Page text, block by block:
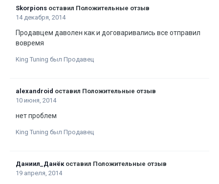
Skorpions оставил Положительные отзыв
14 декабря, 2014
Продавцем даволен как и договаривались все отправил
вовремя
King Tuning был Продавец
alexandroid оставил Положительные отзыв
10 июня, 2014
нет проблем
King Tuning был Продавец
Даниил_Данёкоставил Положительные отзыв
19 апреля, 2014